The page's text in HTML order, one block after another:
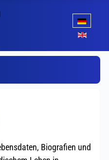
Sprache